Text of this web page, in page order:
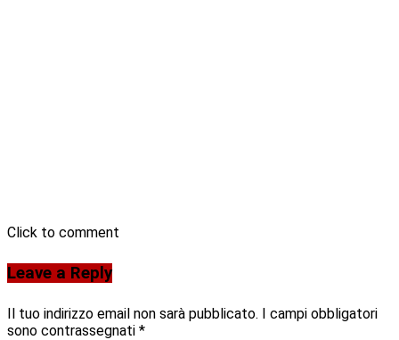
Click to comment
Leave a Reply
Il tuo indirizzo email non sarà pubblicato. I campi obbligatori
sono contrassegnati *